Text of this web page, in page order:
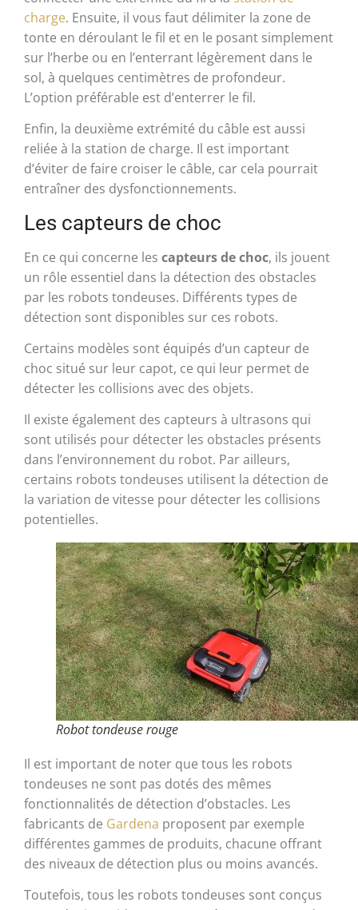
charge. Ensuite, il vous faut délimiter la zone de
tonte en déroulant le fil et en le posant simplement
sur l’herbe ou en l’enterrant légèrement dans le
sol, à quelques centimètres de profondeur.
L’option préférable est d’enterrer le fil.
Enfin, la deuxième extrémité du câble est aussi
reliée à la station de charge. Il est important
d’éviter de faire croiser le câble, car cela pourrait
entraîner des dysfonctionnements.
Les capteurs de choc
En ce qui concerne les capteurs de choc, ils jouent
un rôle essentiel dans la détection des obstacles
par les robots tondeuses. Différents types de
détection sont disponibles sur ces robots.
Certains modèles sont équipés d’un capteur de
choc situé sur leur capot, ce qui leur permet de
détecter les collisions avec des objets.
Il existe également des capteurs à ultrasons qui
sont utilisés pour détecter les obstacles présents
dans l’environnement du robot. Par ailleurs,
certains robots tondeuses utilisent la détection de
la variation de vitesse pour détecter les collisions
potentielles.
Robot tondeuse rouge
Il est important de noter que tous les robots
tondeuses ne sont pas dotés des mêmes
fonctionnalités de détection d’obstacles. Les
fabricants de Gardena proposent par exemple
différentes gammes de produits, chacune offrant
des niveaux de détection plus ou moins avancés.
Toutefois, tous les robots tondeuses sont conçus